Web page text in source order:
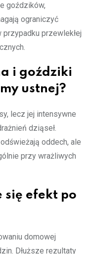
goździków,
ograniczyć
przewlekłej
i goździki
ustnej?
lecz jej intensywne
dziąseł.
oddech, ale
przy wrażliwych
się efekt po
domowej
Dłuższe rezultaty